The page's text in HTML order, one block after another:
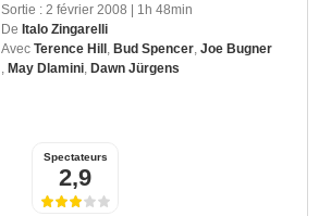
Sortie : 2 février 2008 | 1h 48min
De Italo Zingarelli
Avec Terence Hill Bud Spencer Joe Bugner
May Dlamini Dawn Jürgens
Spectateurs
2,9